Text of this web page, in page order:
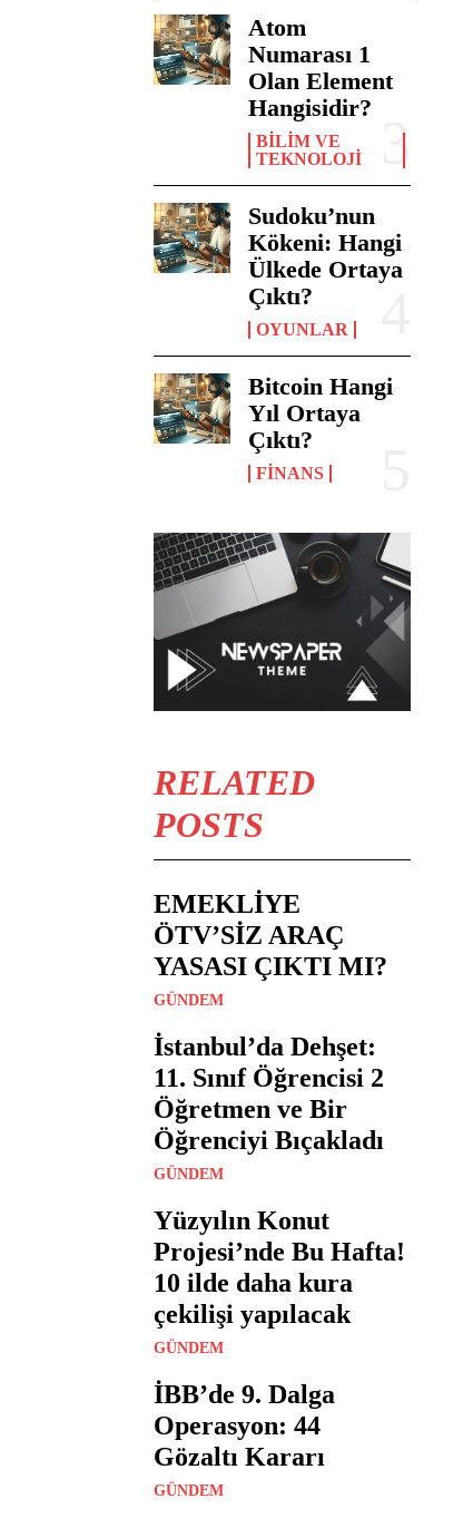
Atom
Numarası 1
Olan Element
Hangisidir?
BILIM VE
TEKNOLOJI
Sudoku’nun
Kökeni: Hangi
Ülkede Ortaya
Çıktı?
OYUNLAR
Bitcoin Hangi
Yıl Ortaya
Çıktı?
FINANS
RELATED
POSTS
EMEKLİYE
ÖTV’SİZ ARAÇ
YASASI ÇIKTI MI?
GÜNDEM
İstanbul’da Dehşet:
11. Sınıf Öğrencisi 2
Öğretmen ve Bir
Öğrenciyi Bıçakladı
GÜNDEM
Yüzyılın Konut
Projesi’nde Bu Hafta!
10 ilde daha kura
çekilişi yapılacak
GÜNDEM
İBB’de 9. Dalga
Operasyon: 44
Gözaltı Kararı
GÜNDEM